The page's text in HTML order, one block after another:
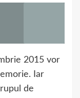
2015 vor
Iar
de